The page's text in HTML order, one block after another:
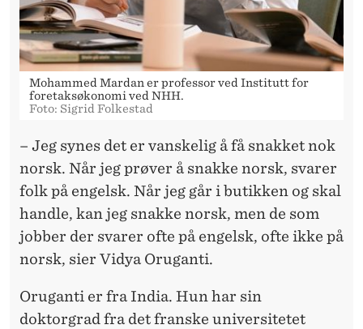
Mohammed Mardan er professor ved Institutt for
foretaksøkonomi ved NHH.
Foto: Sigrid Folkestad
– Jeg synes det er vanskelig å få snakket nok
norsk. Når jeg prøver å snakke norsk, svarer
folk på engelsk. Når jeg går i butikken og skal
handle, kan jeg snakke norsk, men de som
jobber der svarer ofte på engelsk, ofte ikke på
norsk, sier Vidya Oruganti.
Oruganti er fra India. Hun har sin
doktorgrad fra det franske universitetet